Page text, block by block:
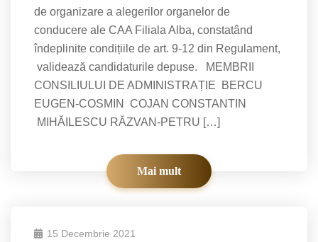
de organizare a alegerilor organelor de
conducere ale CAA Filiala Alba, constatând
îndeplinite condițiile de art. 9-12 din Regulament,
validează candidaturile depuse. MEMBRII
CONSILIULUI DE ADMINISTRAȚIE BERCU
EUGEN-COSMIN COJAN CONSTANTIN
MIHĂILESCU RĂZVAN-PETRU […]
Mai mult
15 Decembrie 2021